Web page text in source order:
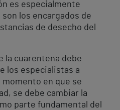
es especialmente
los encargados de
de desecho del
la cuarentena debe
los especialistas a
momento en que se
se debe cambiar la
parte fundamental del